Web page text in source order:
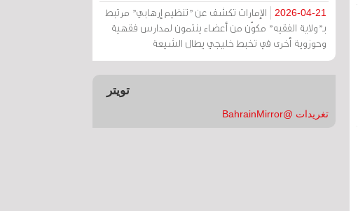
2026-04-21
الإمارات تكشف عن "تنظيم إرهابي" مرتبط
بـ"ولاية الفقيه" مكوّن من أعضاء ينتمون لمدارس فقهية
وحوزوية أخرى في تخبط خليجي يطال الشيعة
تويتر
تغريدات @BahrainMirror